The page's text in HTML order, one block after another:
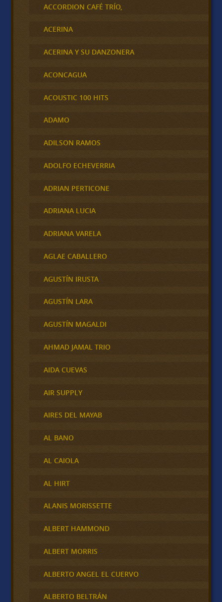
ACCORDION CAFÉ TRÍO,
ACERINA
ACERINA Y SU DANZONERA
ACONCAGUA
ACOUSTIC 100 HITS
ADAMO
ADILSON RAMOS
ADOLFO ECHEVERRIA
ADRIAN PERTICONE
ADRIANA LUCIA
ADRIANA VARELA
AGLAE CABALLERO
AGUSTÍN IRUSTA
AGUSTÍN LARA
AGUSTÍN MAGALDI
AHMAD JAMAL TRIO
AIDA CUEVAS
AIR SUPPLY
AIRES DEL MAYAB
AL BANO
AL CAIOLA
AL HIRT
ALANIS MORISSETTE
ALBERT HAMMOND
ALBERT MORRIS
ALBERTO ANGEL EL CUERVO
ALBERTO BELTRÁN